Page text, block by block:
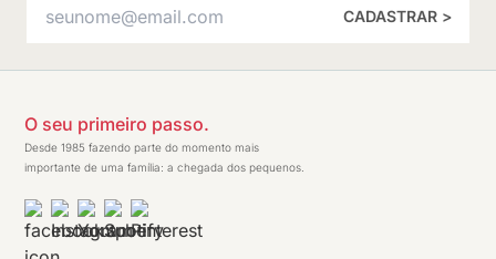
CADASTRAR >
O seu primeiro passo.
Desde 1985 fazendo parte do momento mais
importante de uma família: a chegada dos pequenos.